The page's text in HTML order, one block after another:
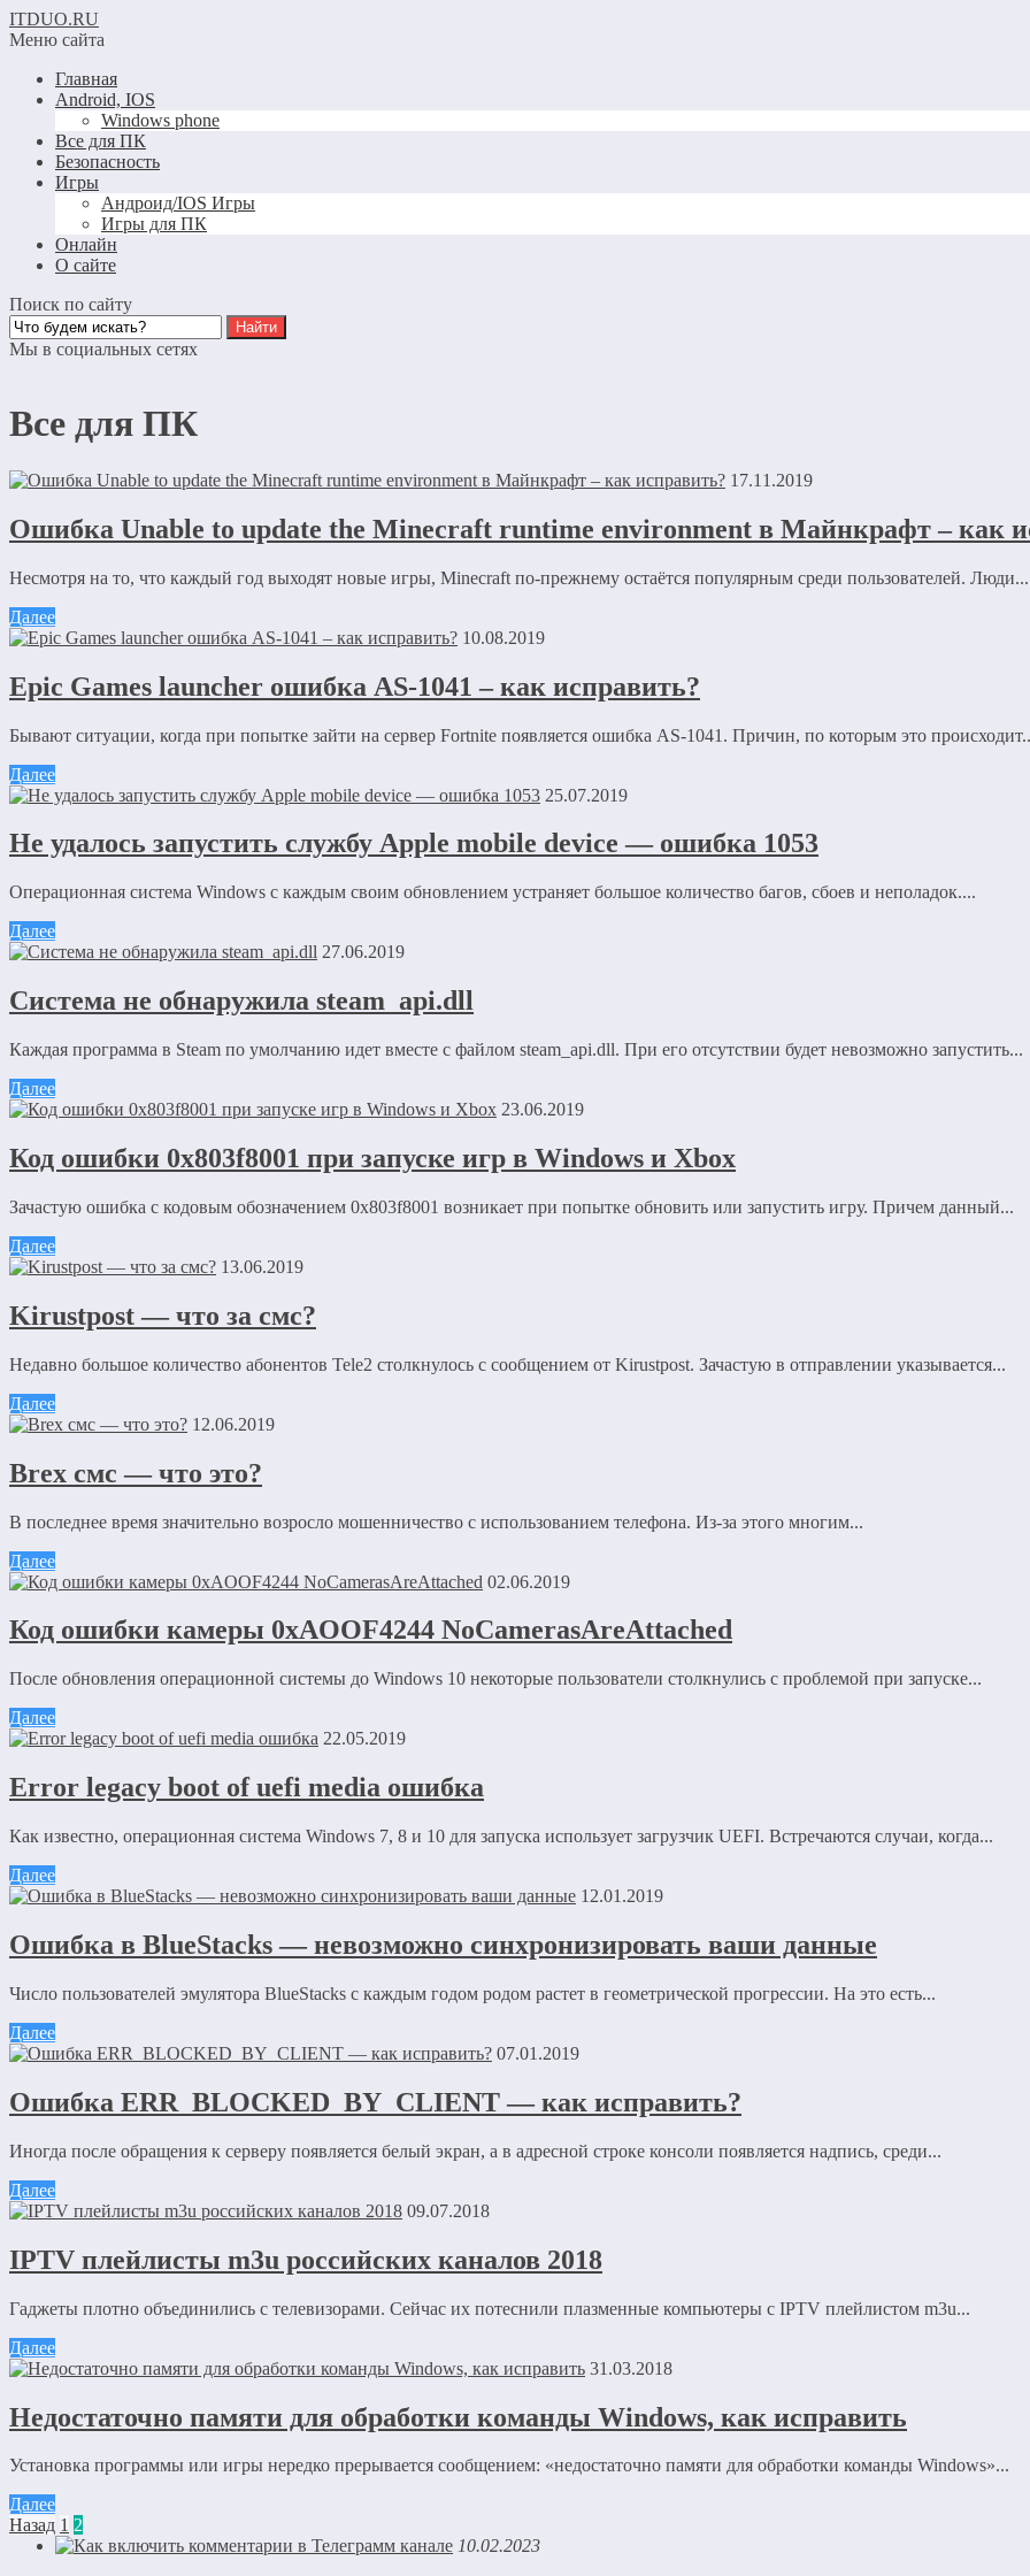
ITDUO.RU
Меню сайта
Главная
Android, IOS
Windows phone
Все для ПК
Безопасность
Игры
Андроид/IOS Игры
Игры для ПК
Онлайн
О сайте
Поиск по сайту
Мы в социальных сетях
Все для ПК
17.11.2019
Ошибка Unable to update the Minecraft runtime environment в Майнкрафт – как
Несмотря на то, что каждый год выходят новые игры, Minecraft по-прежнему остаётся популярным среди пользователей. Люди...
Далее
10.08.2019
Epic Games launcher ошибка AS-1041 – как исправить?
Бывают ситуации, когда при попытке зайти на сервер Fortnite появляется ошибка AS-1041. Причин, по которым это
Далее
25.07.2019
Не удалось запустить службу Apple mobile device — ошибка 1053
Операционная система Windows с каждым своим обновлением устраняет большое количество багов, сбоев и неполадок....
Далее
27.06.2019
Система не обнаружила steam_api.dll
Каждая программа в Steam по умолчанию идет вместе с файлом steam_api.dll. При его отсутствии будет невозможно запустить...
Далее
23.06.2019
Код ошибки 0x803f8001 при запуске игр в Windows и Xbox
Зачастую ошибка с кодовым обозначением 0x803f8001 возникает при попытке обновить или запустить игру. Причем данный...
Далее
13.06.2019
Kirustpost — что за смс?
Недавно большое количество абонентов Tele2 столкнулось с сообщением от Kirustpost. Зачастую в отправлении указывается...
Далее
12.06.2019
Brex смс — что это?
В последнее время значительно возросло мошенничество с использованием телефона. Из-за этого многим...
Далее
02.06.2019
Код ошибки камеры 0xAOOF4244 NoCamerasAreAttached
После обновления операционной системы до Windows 10 некоторые пользователи столкнулись с проблемой при запуске...
Далее
22.05.2019
Error legacy boot of uefi media ошибка
Как известно, операционная система Windows 7, 8 и 10 для запуска использует загрузчик UEFI. Встречаются случаи, когда...
Далее
12.01.2019
Ошибка в BlueStacks — невозможно синхронизировать ваши данные
Число пользователей эмулятора BlueStacks с каждым годом родом растет в геометрической прогрессии. На это есть...
Далее
07.01.2019
Ошибка ERR_BLOCKED_BY_CLIENT — как исправить?
Иногда после обращения к серверу появляется белый экран, а в адресной строке консоли появляется надпись, среди...
Далее
09.07.2018
IPTV плейлисты m3u российских каналов 2018
Гаджеты плотно объединились с телевизорами. Сейчас их потеснили плазменные компьютеры с IPTV плейлистом m3u...
Далее
31.03.2018
Недостаточно памяти для обработки команды Windows, как исправить
Установка программы или игры нередко прерывается сообщением: «недостаточно памяти для обработки команды Windows»...
Далее
Назад 1 2
10.02.2023